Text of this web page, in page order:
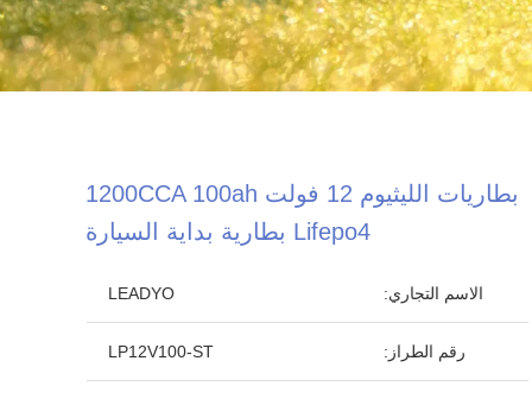
بطاريات الليثيوم 12 فولت 1200CCA 100ah
Lifepo4 بطارية بداية السيارة
الاسم التجاري: LEADYO
رقم الطراز: LP12V100-ST